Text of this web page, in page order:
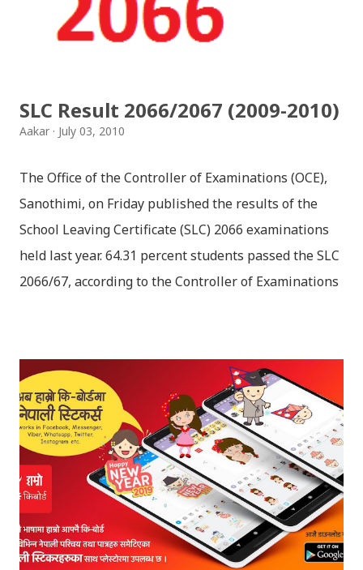
हटाउनुपर्ने भए जानकारी गराउनुहोला । फेरी एकपटक शुभ दिपावलीको
हार्दिक मंगलमय शुभकामना व्यक्त गर्दछौँ ।
SLC Result 2066/2067 (2009-2010)
Aakar July 03, 2010
The Office of the Controller of Examinations (OCE),
Sanothimi, on Friday published the results of the
School Leaving Certificate (SLC) 2066 examinations
held last year. 64.31 percent students passed the SLC
2066/67, according to the Controller of Examinations
Download the file and search your ‘symbol number’.
Congratulations to all, who passed SLC this year. And
if you want to see your results with marks then, you
can follow THT (symbol no. and birth date required).
Download SLC Result 2066/2067 (2009-2010) :
REGULAR: EXEMPTED: Distinction --------------- First
division First division Second Division Second
Division Third Division Third Division Withheld